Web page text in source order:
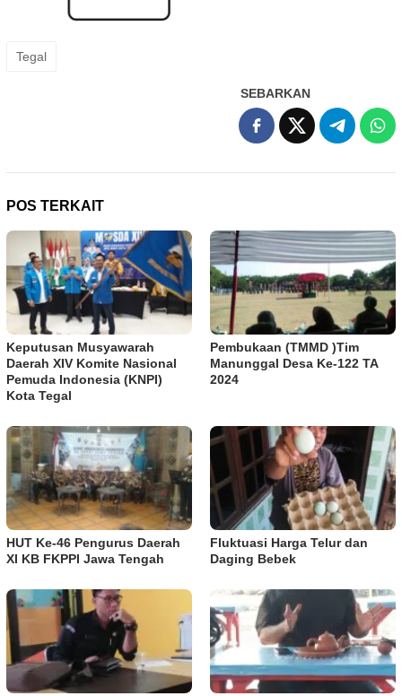
Tegal
SEBARKAN
POS TERKAIT
Keputusan Musyawarah
Daerah XIV Komite Nasional
Pemuda Indonesia (KNPI)
Kota Tegal
Pembukaan (TMMD )Tim
Manunggal Desa Ke-122 TA
2024
HUT Ke-46 Pengurus Daerah
XI KB FKPPI Jawa Tengah
Fluktuasi Harga Telur dan
Daging Bebek